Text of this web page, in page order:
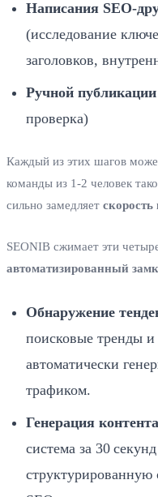
Написания
(исследование
заголовков,
Ручной публикации
проверка)
Каждый из этих шагов
команды из 1‑2 человек
сильно замедляет
SEONIB сжимает эти
автоматизированный
Обнаружение
поисковые тренды и
автоматически
трафиком.
Генерация контента
система за 30